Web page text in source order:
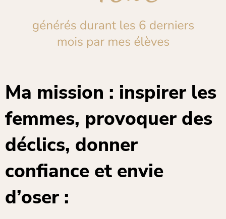
Ma mission : inspirer les
femmes, provoquer des
déclics, donner
confiance et envie
d’oser :